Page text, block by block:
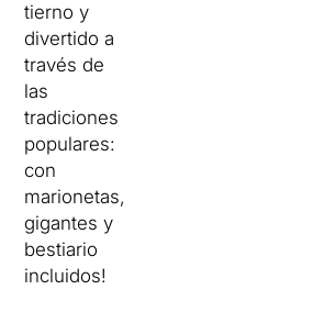
tierno y
divertido a
través de
las
tradiciones
populares:
con
marionetas,
gigantes y
bestiario
incluidos!